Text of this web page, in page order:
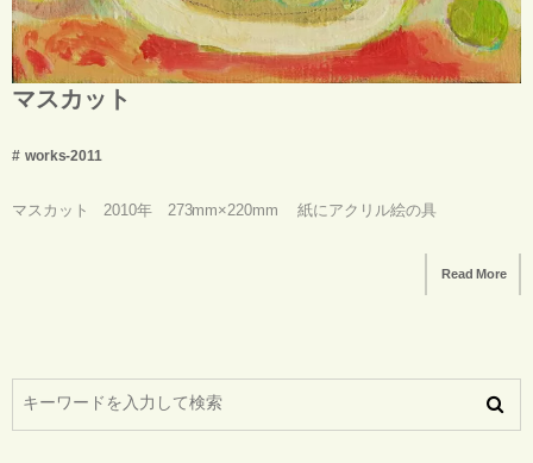
マスカット
works-2011
マスカット 2010年 273mm×220mm 紙にアクリル絵の具
Read More